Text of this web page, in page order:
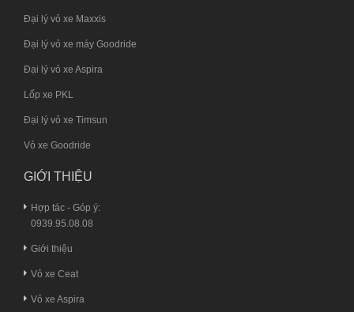
Đại lý vỏ xe Maxxis
Đại lý vỏ xe máy Goodride
Đại lý vỏ xe Aspira
Lốp xe PKL
Đại lý vỏ xe Timsun
Vỏ xe Goodride
GIỚI THIỆU
Hợp tác - Góp ý:
0939.95.08.08
Giới thiệu
Vỏ xe Ceat
Vỏ xe Aspira